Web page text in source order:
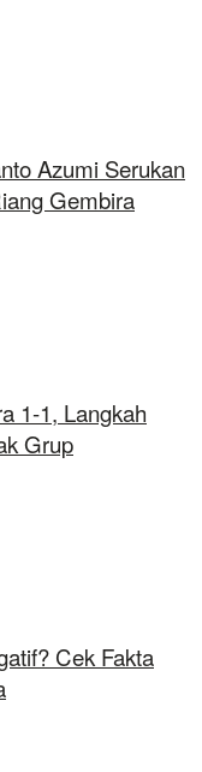
Azumi Serukan
Gembira
1-1, Langkah
Grup
Cek Fakta